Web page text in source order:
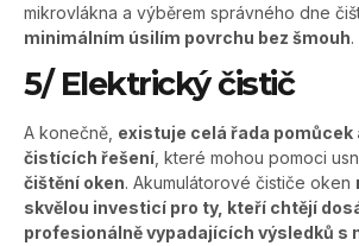
mikrovlákna a výběrem správného dne
minimálním úsilím povrchu bez šmouh.
5/ Elektrický čistič
A konečně, existuje celá řada pomůcek
čistících řešení , které mohou pomoci
čištění oken. Akumulátorové čističe oken
skvělou investicí pro ty, kteří chtějí
profesionálně vypadajících výsledků s